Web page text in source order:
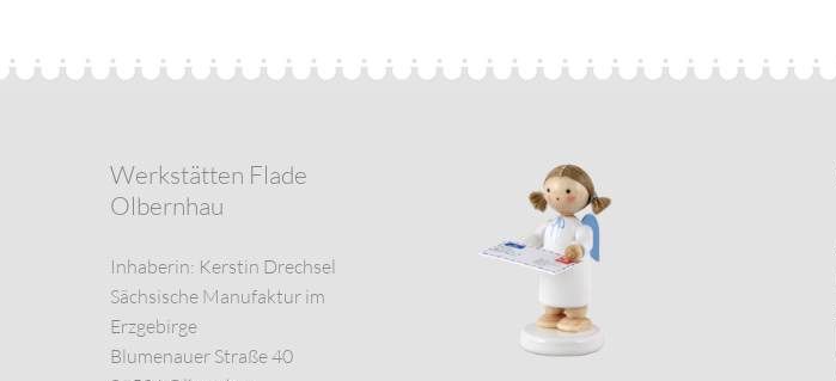
Werkstätten Flade
Olbernhau
Inhaberin: Kerstin Drechsel
Sächsische Manufaktur im
Erzgebirge
Blumenauer Straße 40